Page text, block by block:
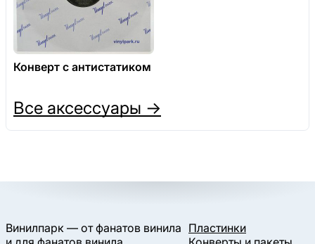
Конверт с антистатиком
Все аксессуары →
Винилпарк — от фанатов винила Пластинки